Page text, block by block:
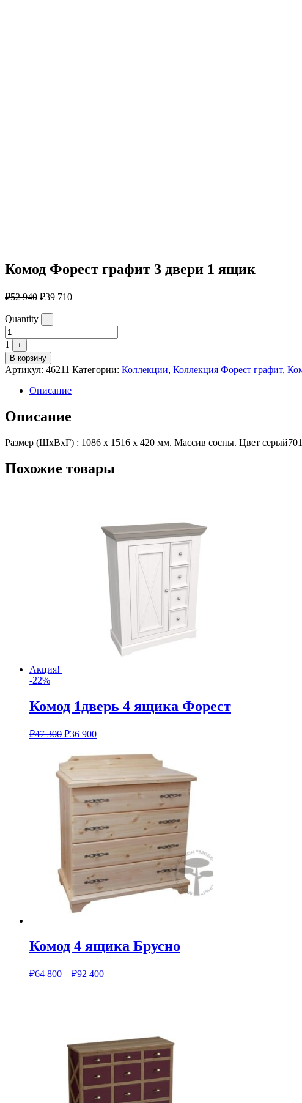
Комод Форест графит 3 двери 1 ящик
₽52 940 ₽39 710
Quantity -
1
+
В корзину
Артикул: 46211 Категории: Коллекции, Коллекция Форест графит,
Описание
Описание
Размер (ШхВхГ) : 1086 х 1516 х 420 мм. Массив сосны. Цвет
Похожие товары
Акция!
-22%
Комод 1дверь 4 ящика Форест
₽47 300 ₽36 900
Комод 4 ящика Брусно
₽64 800 – ₽92 400